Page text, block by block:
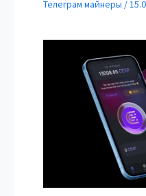
Телеграм майнеры /